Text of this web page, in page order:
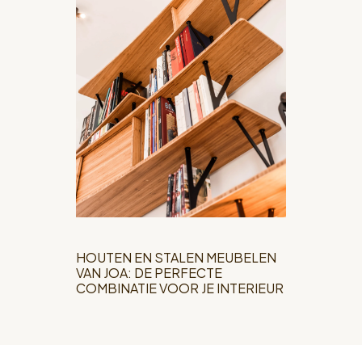
HOUTEN EN STALEN MEUBELEN
VAN JOA: DE PERFECTE
COMBINATIE VOOR JE INTERIEUR